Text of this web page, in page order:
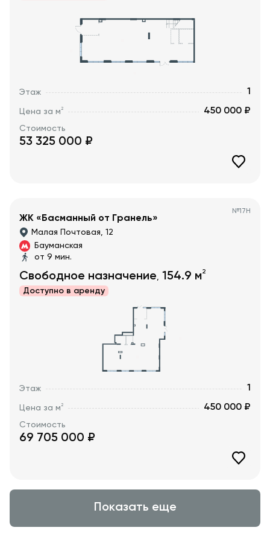
Этаж 1
Цена за м2 450 000 ₽
Стоимость
53 325 000 ₽
№17Н
ЖК «Басманный от Гранель»
Малая Почтовая, 12
Бауманская
от 9 мин.
Свободное назначение, 154.9 м2
Доступно в аренду
Этаж 1
Цена за м2 450 000 ₽
Стоимость
69 705 000 ₽
Показать еще